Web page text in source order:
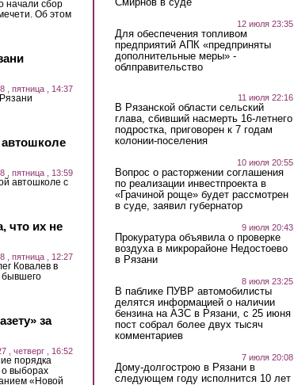
начали сбор
Об этом
, пятница , 14:37
, пятница , 13:59
автошколе с
что их не
, пятница , 12:27
Ковалев в
бывшего
за
, четверг , 16:52
порядка
выборах
«Новой
12 июля 23:35
Для обеспечения топливом
предприятий АПК «предприняты
дополнительные меры» -
облправительство
11 июля 22:16
В Рязанской области сельский
глава, сбивший насмерть 16-летнего
подростка, приговорен к 7 годам
колонии-поселения
10 июля 20:55
Вопрос о расторжении соглашения
по реализации инвестпроекта в
«Грачиной роще» будет рассмотрен
в суде, заявил губернатор
9 июля 20:43
Прокуратура объявила о проверке
воздуха в микрорайоне Недостоево
в Рязани
8 июля 23:25
В паблике ПУВР автомобилисты
делятся информацией о наличии
бензина на АЗС в Рязани, с 25 июня
пост собрал более двух тысяч
комментариев
7 июля 20:08
Дому-долгострою в Рязани в
следующем году исполнится 10 лет